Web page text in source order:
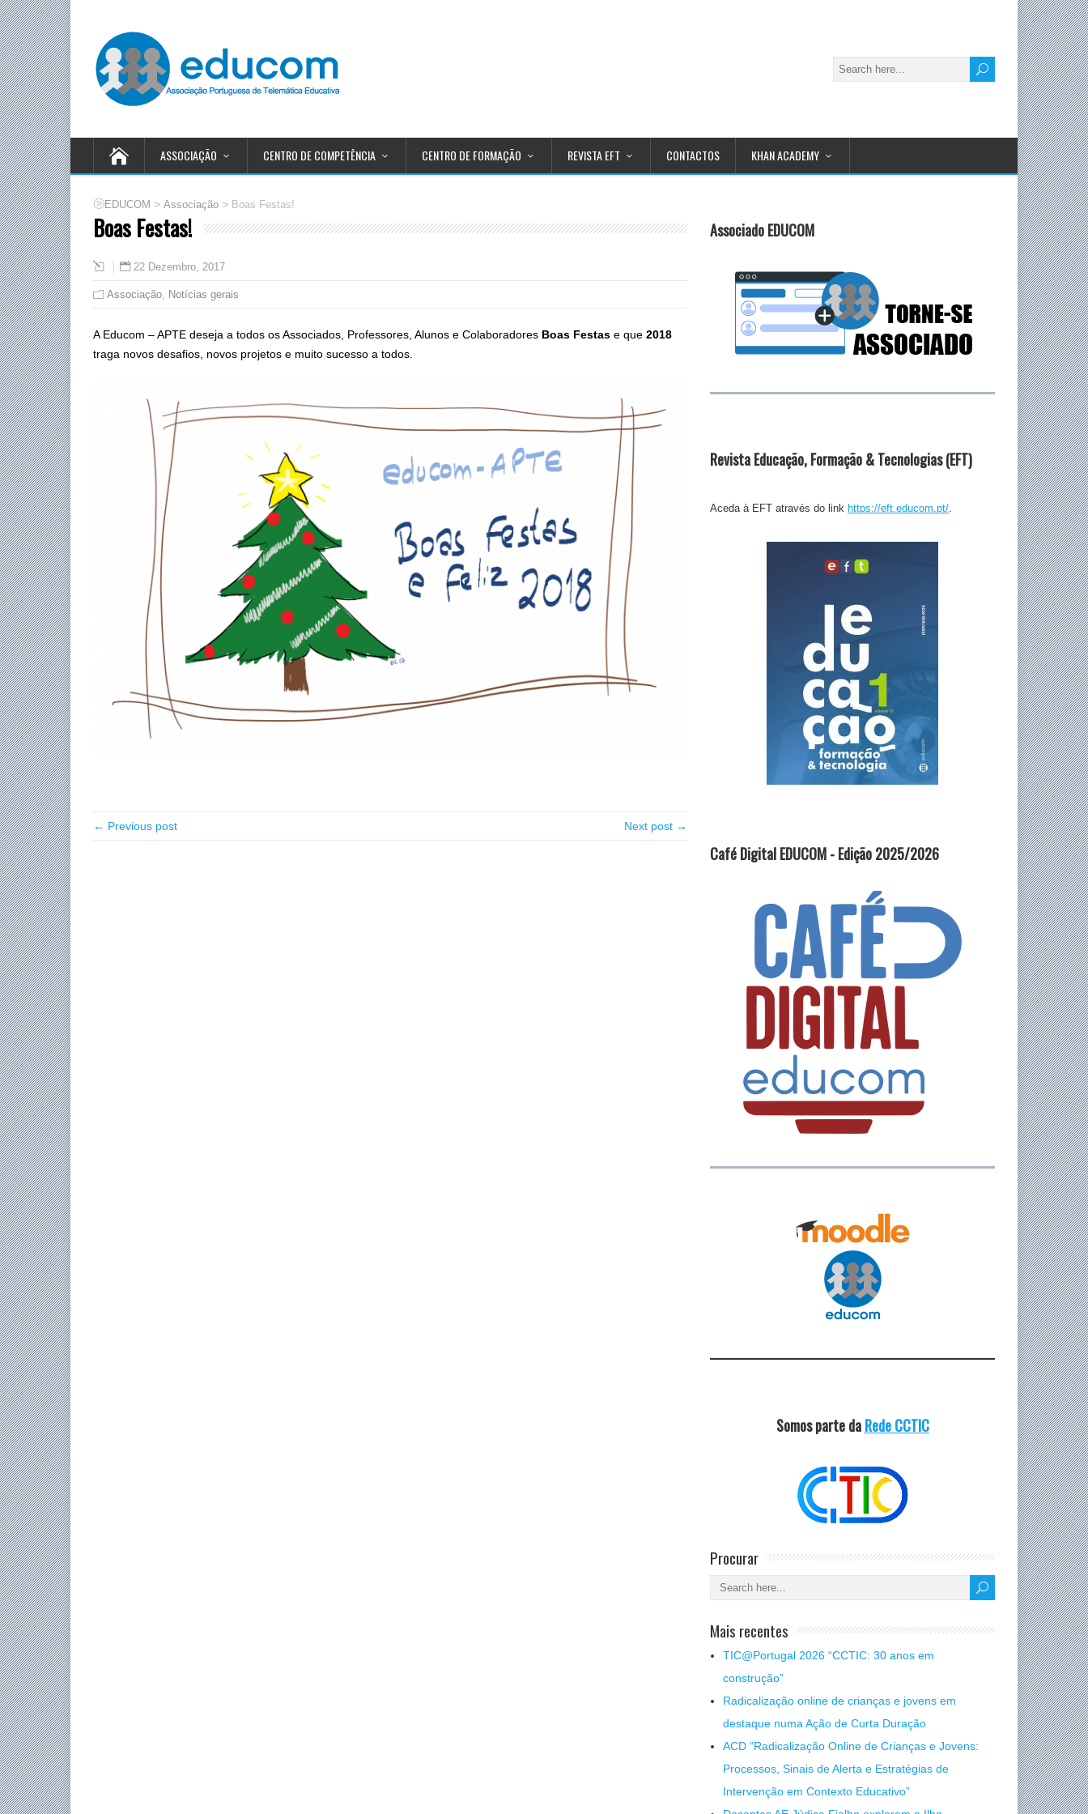
ASSOCIAÇÃO CENTRO DE COMPETÊNCIA CENTRO DE FORMAÇÃO REVISTA EFT CONTACTOS KHAN ACADEMY
EDUCOM > Associação > Boas Festas!
Boas Festas!
22 Dezembro, 2017
Associação, Notícias gerais
A Educom – APTE deseja a todos os Associados, Professores, Alunos e Colaboradores Boas Festas e que 2018
traga novos desafios, novos projetos e muito sucesso a todos.
← Previous post Next post →
Associado EDUCOM
Revista Educação, Formação & Tecnologias (EFT)
Aceda à EFT através do link https://eft.educom.pt/.
Café Digital EDUCOM - Edição 2025/2026
Somos parte daRede CCTIC
Procurar
Mais recentes
TIC@Portugal 2026 “CCTIC: 30 anos em
construção”
Radicalização online de crianças e jovens em
destaque numa Ação de Curta Duração
ACD “Radicalização Online de Crianças e Jovens:
Processos, Sinais de Alerta e Estratégias de
Intervenção em Contexto Educativo”